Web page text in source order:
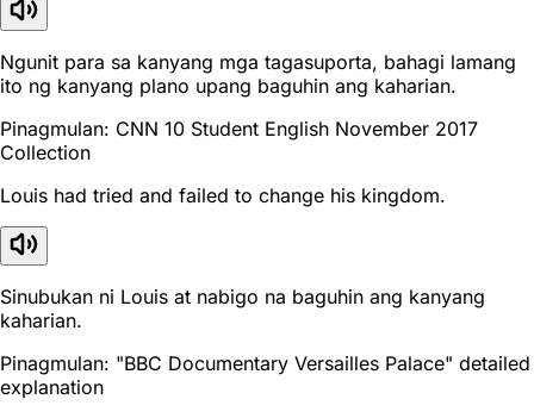
Ngunit para sa kanyang mga tagasuporta, bahagi lamang
ito ng kanyang plano upang baguhin ang kaharian.
Pinagmulan: CNN 10 Student English November 2017
Collection
Louis had tried and failed to change his kingdom.
Sinubukan ni Louis at nabigo na baguhin ang kanyang
kaharian.
Pinagmulan: "BBC Documentary Versailles Palace" detailed
explanation